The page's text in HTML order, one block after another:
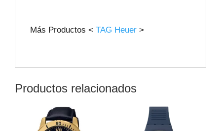
Más Productos < TAG Heuer >
Productos relacionados